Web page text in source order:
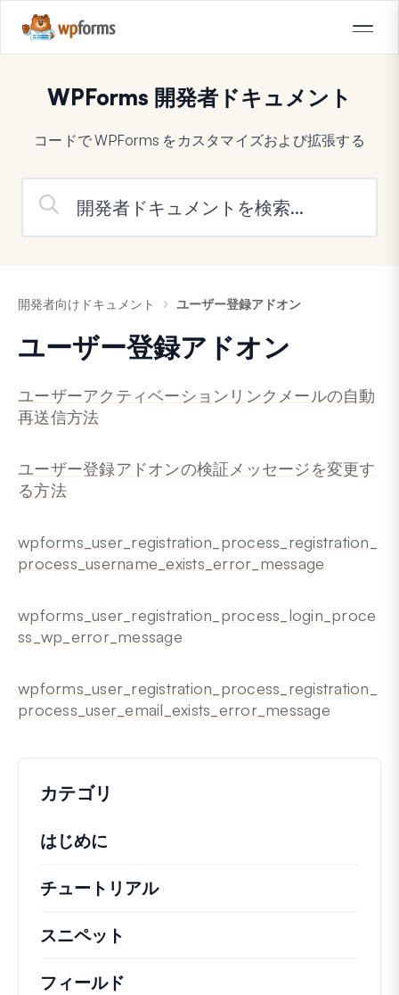
WPForms 開発者ドキュメント
コードで WPForms をカスタマイズおよび拡張する
開発者向けドキュメント ユーザー登録アドオン
ユーザー登録アドオン
ユーザーアクティベーションリンクメールの自動
再送信方法
ユーザー登録アドオンの検証メッセージを変更す
る方法
wpforms_user_registration_process_registration_
process_username_exists_error_message
wpforms_user_registration_process_login_proce
ss_wp_error_message
wpforms_user_registration_process_registration_
process_user_email_exists_error_message
カテゴリ
はじめに
チュートリアル役立つハウツー記事やその他
スニペット
フィールド